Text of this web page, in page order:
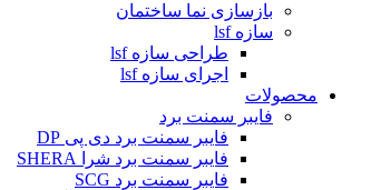
بازسازی نما ساختمان
سازه lsf
طراحی سازه lsf
اجرای سازه lsf
محصولات
فایبر سمنت برد
فایبر سمنت برد دی پی DP
فایبر سمنت برد شرا SHERA
فایبر سمنت برد SCG